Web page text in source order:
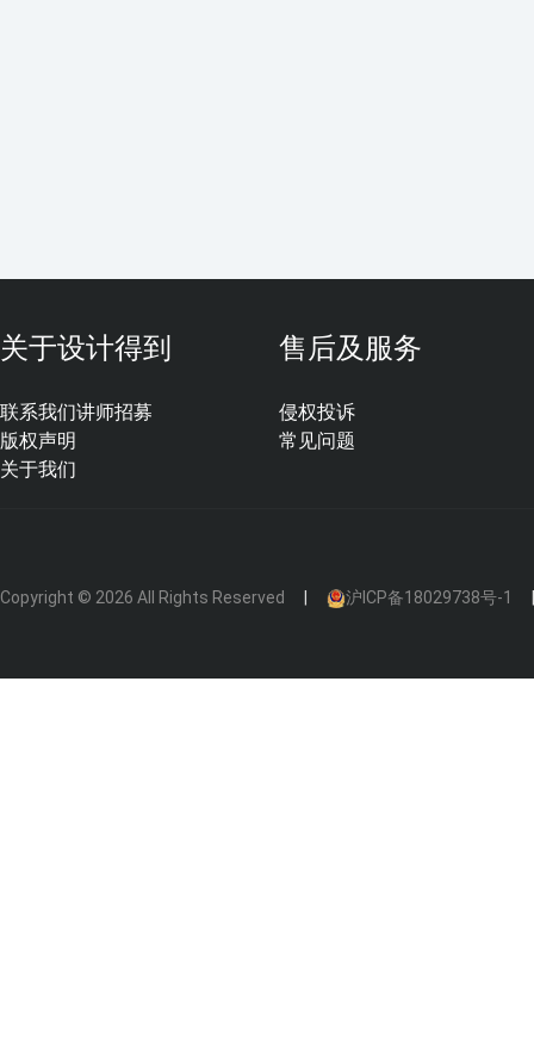
关于设计得到
联系我们
版权声明
关于我们
讲师招募
售后及服务
侵权投诉
常见问题
Copyright © 2026 All Rights Reserved 沪ICP备18029738号-1